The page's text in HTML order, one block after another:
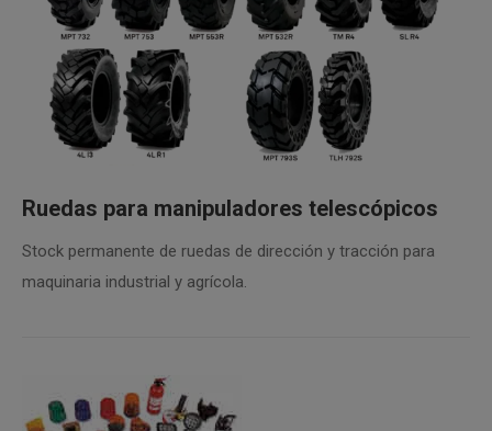
Ruedas para manipuladores telescópicos
Stock permanente de ruedas de dirección y tracción para
maquinaria industrial y agrícola.